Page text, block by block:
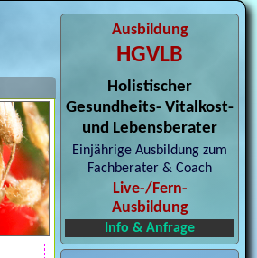
Ausbildung
HGVLB
Holistischer
Gesundheits- Vitalkost-
und Lebensberater
Einjährige Ausbildung zum
Fachberater & Coach
Live-/Fern-
Ausbildung
Info & Anfrage